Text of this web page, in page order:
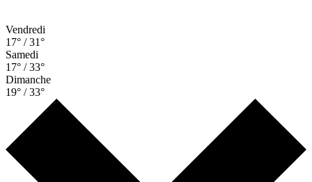
Vendredi
17° / 31°
Samedi
17° / 33°
Dimanche
19° / 33°